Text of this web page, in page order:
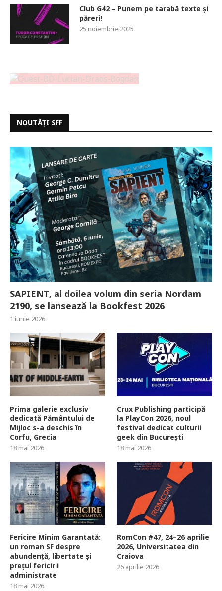
Club G42 – Punem pe tarabă texte și
păreri!
25 noiembrie 2025
NOUTĂȚI SFF
SAPIENT, al doilea volum din seria Nordam
2190, se lansează la Bookfest 2026
1 iunie 2026
Prima galerie exclusiv
dedicată Pământului de
Mijloc s-a deschis în
Corfu, Grecia
18 mai 2026
Crux Publishing participă
la PlayCon 2026, noul
festival dedicat culturii
geek din București
18 mai 2026
Fericire Minim Garantată:
un roman SF despre
abundență, libertate și
prețul fericirii
administrate
18 mai 2026
RomCon #47, 24–26 aprilie
2026, Universitatea din
Craiova
26 aprilie 2026